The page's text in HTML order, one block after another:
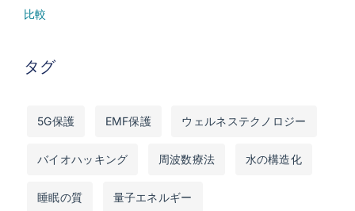
比較
タグ
5G保護 EMF保護 ウェルネステクノロジー
バイオハッキング 周波数療法 水の構造化
睡眠の質 量子エネルギー